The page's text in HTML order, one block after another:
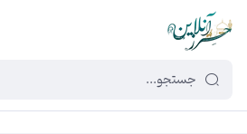
449f43cf-3da2-4422-bb12-2566cb5b8b05